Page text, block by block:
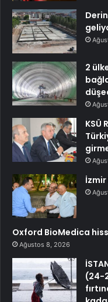
2
KSÜ
İzmir
Oxford BioMedica
Ağustos 8, 2026
(24-